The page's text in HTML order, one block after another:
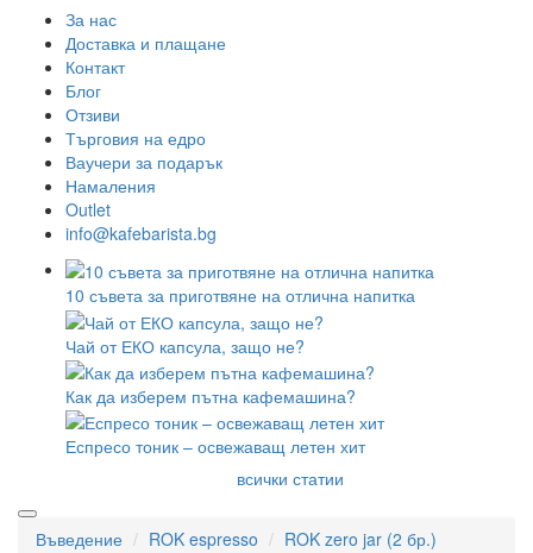
За нас
Доставка и плащане
Контакт
Блог
Отзиви
Търговия на едро
Ваучери за подарък
Намаления
Outlet
info@kafebarista.bg
10 съвета за приготвяне на отлична напитка
Чай от ЕКО капсула, защо не?
Как да изберем пътна кафемашина?
Еспресо тоник – освежаващ летен хит
всички статии
Въведение ROK espresso ROK zero jar (2 бр.)